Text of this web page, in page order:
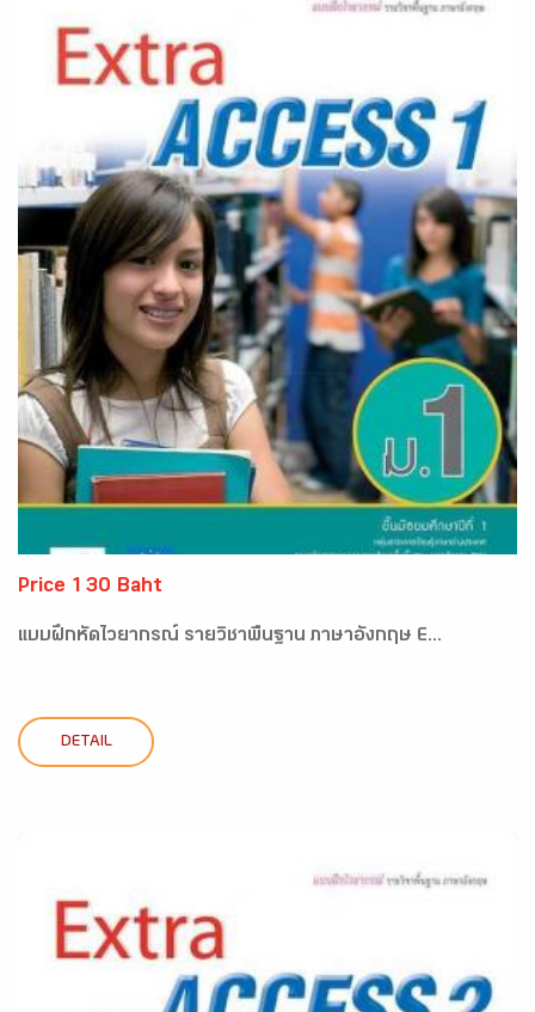
Price 130 Baht
แบบฝึกหัดไวยากรณ์ รายวิชาพื้นฐาน ภาษาอังกฤษ E...
DETAIL